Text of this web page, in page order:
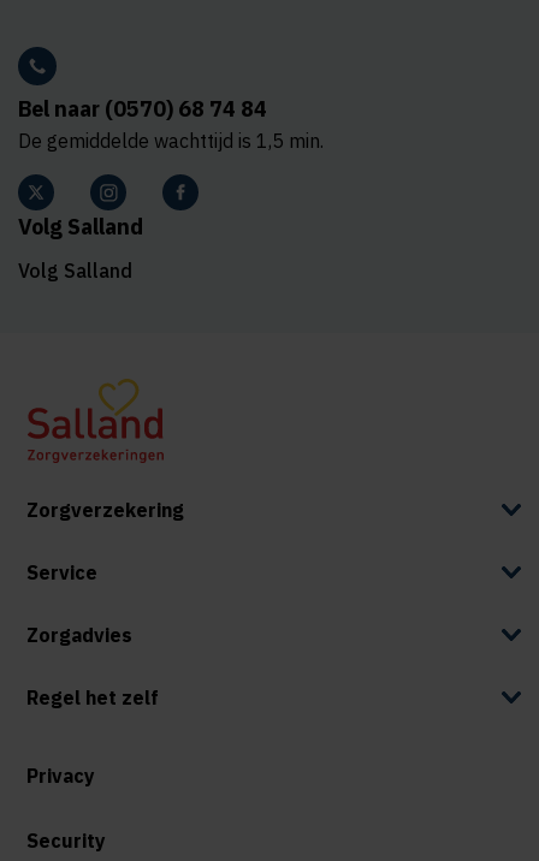
Bel naar (0570) 68 74 84
De gemiddelde wachttijd is 1,5 min.
Volg Salland
Volg Salland
Zorgverzekering
Service
Zorgadvies
Regel het zelf
Privacy
Security